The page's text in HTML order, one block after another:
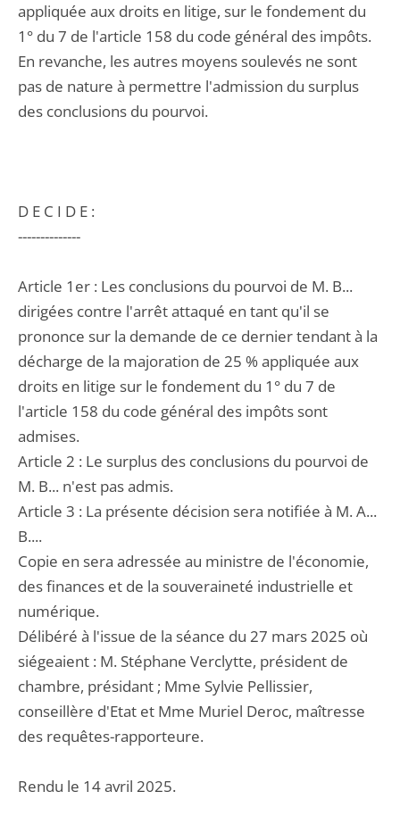
appliquée aux droits en litige, sur le fondement du
1° du 7 de l'article 158 du code général des impôts.
En revanche, les autres moyens soulevés ne sont
pas de nature à permettre l'admission du surplus
des conclusions du pourvoi.
D E C I D E :
--------------
Article 1er : Les conclusions du pourvoi de M. B...
dirigées contre l'arrêt attaqué en tant qu'il se
prononce sur la demande de ce dernier tendant à la
décharge de la majoration de 25 % appliquée aux
droits en litige sur le fondement du 1° du 7 de
l'article 158 du code général des impôts sont
admises.
Article 2 : Le surplus des conclusions du pourvoi de
M. B... n'est pas admis.
Article 3 : La présente décision sera notifiée à M. A...
B....
Copie en sera adressée au ministre de l'économie,
des finances et de la souveraineté industrielle et
numérique.
Délibéré à l'issue de la séance du 27 mars 2025 où
siégeaient : M. Stéphane Verclytte, président de
chambre, présidant ; Mme Sylvie Pellissier,
conseillère d'Etat et Mme Muriel Deroc, maîtresse
des requêtes-rapporteure.
Rendu le 14 avril 2025.